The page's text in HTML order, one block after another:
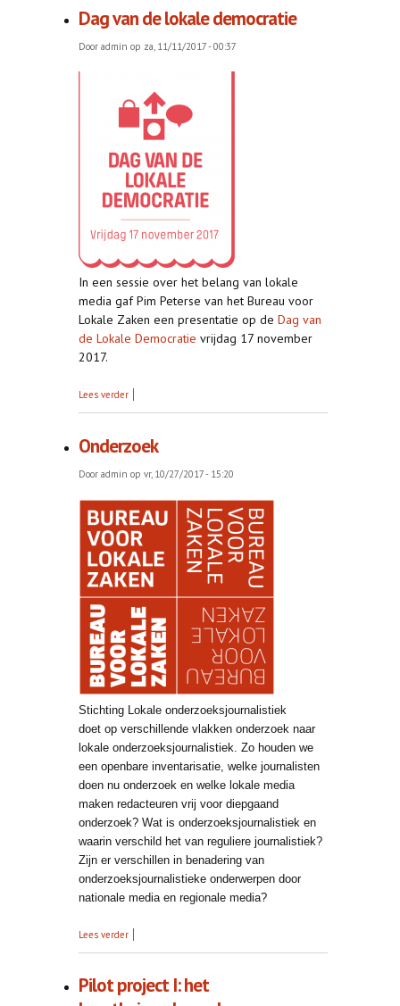
Dag van de lokale democratie
Door admin op za, 11/11/2017 - 00:37
In een sessie over het belang van lokale
media gaf Pim Peterse van het Bureau voor
Lokale Zaken een presentatie op de Dag van
de Lokale Democratie vrijdag 17 november
2017.
Lees verder over Dag van de lokale democratie
Onderzoek
Door admin op vr, 10/27/2017 - 15:20
Stichting Lokale onderzoeksjournalistiek
doet op verschillende vlakken onderzoek naar
lokale onderzoeksjournalistiek. Zo houden we
een openbare inventarisatie, welke journalisten
doen nu onderzoek en welke lokale media
maken redacteuren vrij voor diepgaand
onderzoek? Wat is onderzoeksjournalistiek en
waarin verschild het van reguliere journalistiek?
Zijn er verschillen in benadering van
onderzoeksjournalistieke onderwerpen door
nationale media en regionale media?
Lees verder over Onderzoek
Pilot project I: het